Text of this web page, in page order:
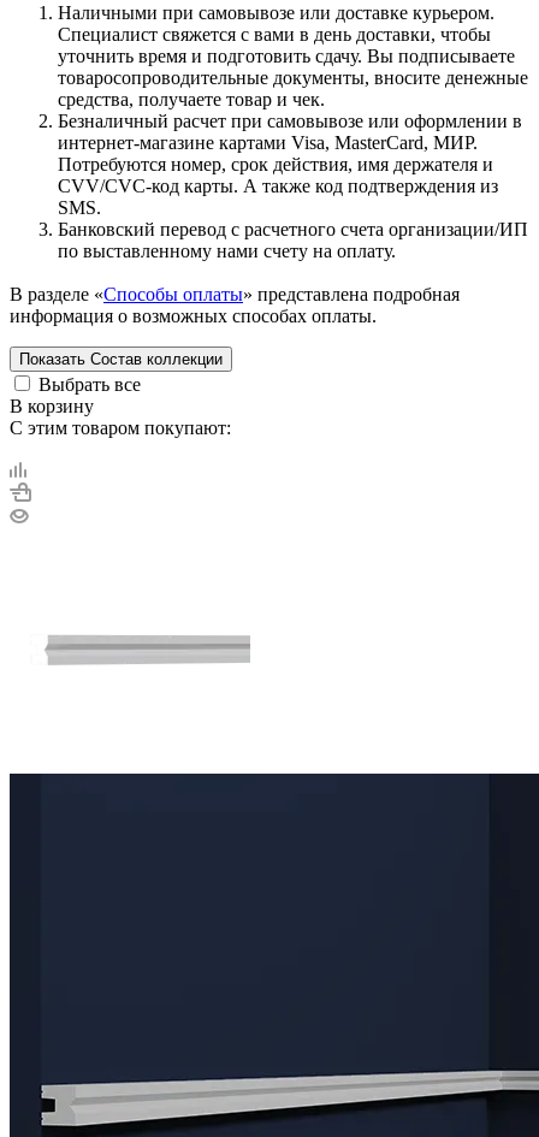
Наличными при самовывозе или доставке курьером.
Специалист свяжется с вами в день доставки, чтобы
уточнить время и подготовить сдачу. Вы подписываете
товаросопроводительные документы, вносите денежные
средства, получаете товар и чек.
Безналичный расчет при самовывозе или оформлении в
интернет-магазине картами Visa, MasterCard, МИР.
Потребуются номер, срок действия, имя держателя и
CVV/CVC-код карты. А также код подтверждения из
SMS.
Банковский перевод с расчетного счета организации/ИП
по выставленному нами счету на оплату.
В разделе «Способы оплаты» представлена подробная
информация о возможных способах оплаты.
Показать Состав коллекции
Выбрать все
В корзину
С этим товаром покупают: